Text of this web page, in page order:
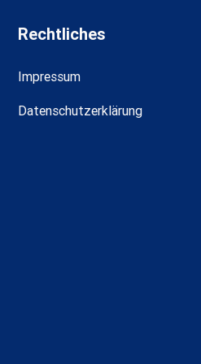
Rechtliches
Impressum
Datenschutzerklärung